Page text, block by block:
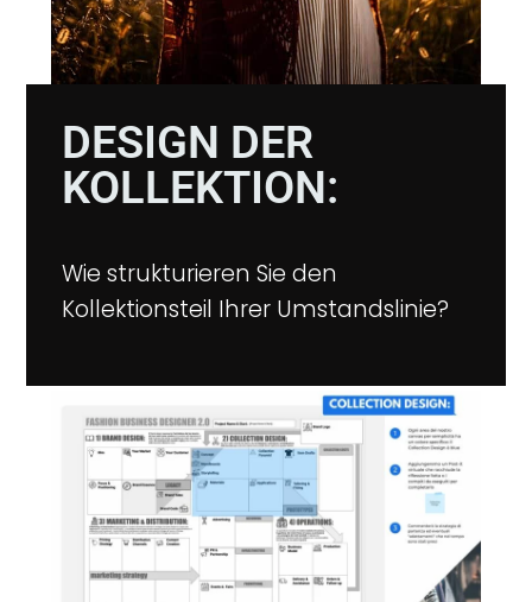
DESIGN DER
KOLLEKTION:
Wie strukturieren Sie den
Kollektionsteil Ihrer Umstandslinie?